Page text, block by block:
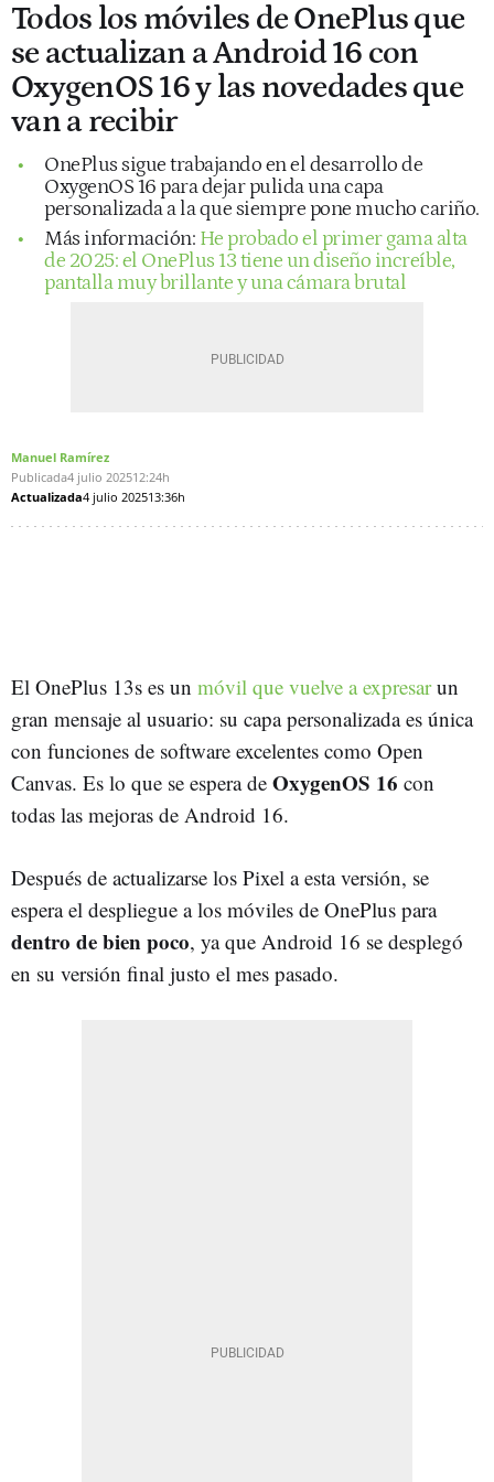
Todos los móviles de OnePlus que
se actualizan a Android 16 con
OxygenOS 16 y las novedades que
van a recibir
OnePlus sigue trabajando en el desarrollo de
OxygenOS 16 para dejar pulida una capa
personalizada a la que siempre pone mucho cariño.
Más información: He probado el primer gama alta
de 2025: el OnePlus 13 tiene un diseño increíble,
pantalla muy brillante y una cámara brutal
Manuel Ramírez
Publicada4 julio 202512:24h
Actualizada4 julio 202513:36h
El OnePlus 13s es un móvil que vuelve a expresarun
gran mensaje al usuario: su capa personalizada es única
con funciones de software excelentes como Open
Canvas. Es lo que se espera de OxygenOS 16 con
todas las mejoras de Android 16.
Después de actualizarse los Pixel a esta versión, se
espera el despliegue a los móviles de OnePlus para
dentro de bien poco, ya que Android 16 se desplegó
en su versión final justo el mes pasado.